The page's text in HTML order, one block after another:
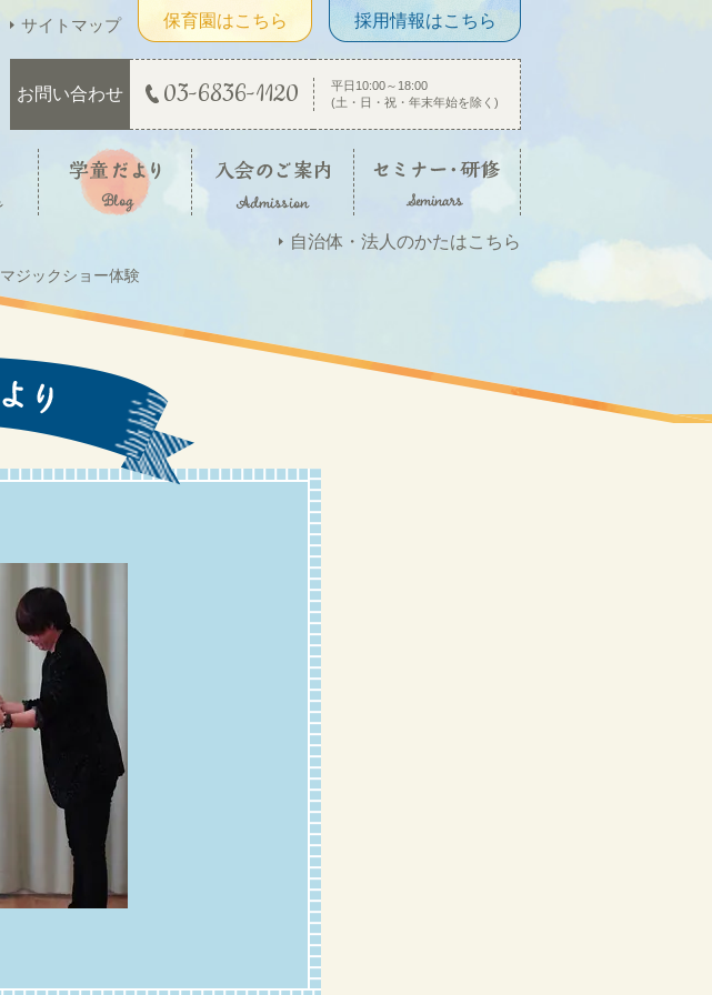
サイトマップ 保育園はこちら 採用情報はこちら
お問い合わせ 03-6836-1120
平日10:00～18:00
(土・日・祝・年末年始を除く)
自治体・法人のかたはこちら
マジックショー体験